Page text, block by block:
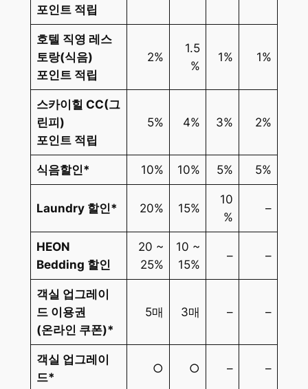
포인트 적립
호텔 직영 레스
토랑(식음)
포인트 적립
2%
1.5
%
1% 1%
스카이힐 CC(그
린피)
포인트 적립
5% 4% 3% 2%
식음할인* 10% 10% 5% 5%
Laundry 할인* 20% 15%
10
%
–
HEON
Bedding 할인
20 ~
25%
10 ~
15%
– –
객실 업그레이
드 이용권
(온라인 쿠폰)*
5매 3매 – –
객실 업그레이
드*
○ ○ – –